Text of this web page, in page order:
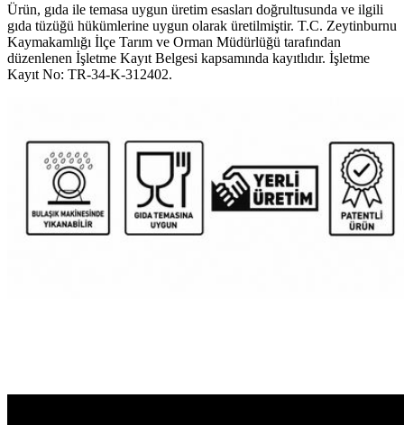
Ürün, gıda ile temasa uygun üretim esasları doğrultusunda ve ilgili
gıda tüzüğü hükümlerine uygun olarak üretilmiştir. T.C. Zeytinburnu
Kaymakamlığı İlçe Tarım ve Orman Müdürlüğü tarafından
düzenlenen İşletme Kayıt Belgesi kapsamında kayıtlıdır. İşletme
Kayıt No: TR-34-K-312402.